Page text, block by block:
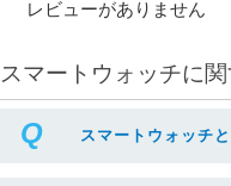
レビューがありません
スマートウォッチに
スマートウォッチ